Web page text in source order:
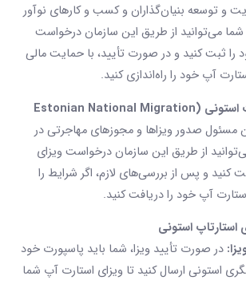
و توسعه بنیان‌گذاران و کسب و کارهای نوآور
شما می‌توانید از طریق این سازمان درخواست
را ثبت کنید و در صورت تأیید، با حمایت مالی
آپ خود را راه‌اندازی کنید.
سازمان ملی مهاجرت استونی (Estonian National Migration
مسئول صدور ویزاها و مجوزهای مهاجرتی در
از طریق این سازمان درخواست ویزای
کنید و پس از بررسی‌های لازم، اگر شرایط را
آپ خود را دریافت کنید.
استارتاپاستونی
در صورت تأیید ویزا، شما باید پاسپورت خود
استونی ارسال کنید تا ویزای استارت آپ شما